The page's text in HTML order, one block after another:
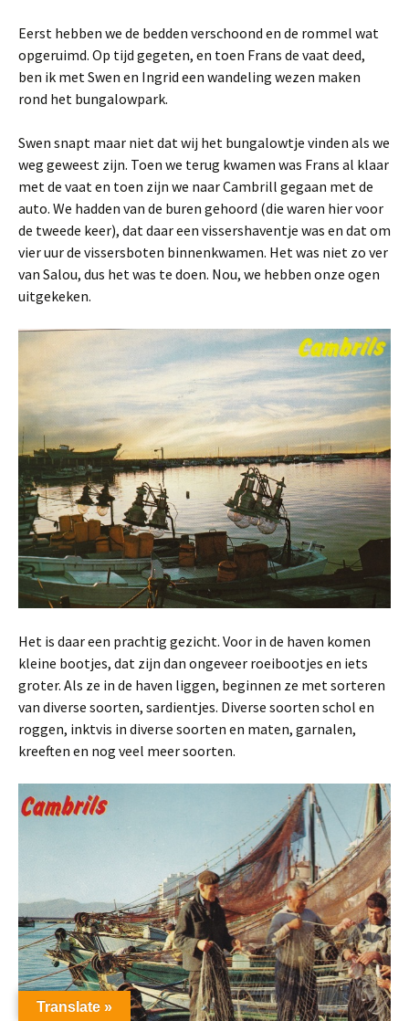
Eerst hebben we de bedden verschoond en de rommel wat
opgeruimd. Op tijd gegeten, en toen Frans de vaat deed,
ben ik met Swen en Ingrid een wandeling wezen maken
rond het bungalowpark.
Swen snapt maar niet dat wij het bungalowtje vinden als we
weg geweest zijn. Toen we terug kwamen was Frans al klaar
met de vaat en toen zijn we naar Cambrill gegaan met de
auto. We hadden van de buren gehoord (die waren hier voor
de tweede keer), dat daar een vissershaventje was en dat om
vier uur de vissersboten binnenkwamen. Het was niet zo ver
van Salou, dus het was te doen. Nou, we hebben onze ogen
uitgekeken.
Het is daar een prachtig gezicht. Voor in de haven komen
kleine bootjes, dat zijn dan ongeveer roeibootjes en iets
groter. Als ze in de haven liggen, beginnen ze met sorteren
van diverse soorten, sardientjes. Diverse soorten schol en
roggen, inktvis in diverse soorten en maten, garnalen,
kreeften en nog veel meer soorten.
Translate »